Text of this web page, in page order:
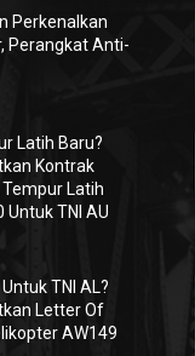
Perkenalkan
Perangkat Anti-
Latih Baru?
Kontrak
Latih
Untuk TNI AU
TNI AL?
Letter Of
AW149